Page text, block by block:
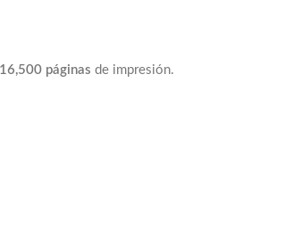
16,500 páginas de impresión.